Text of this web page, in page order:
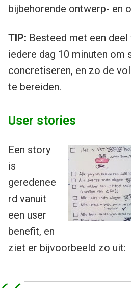
bijbehorende ontwerp- en
TIP: Besteed met een
iedere dag 10 minuten om
concretiseren, en zo de
te bereiden.
User stories
Een story
is
geredenee
rd vanuit
een user
benefit, en
ziet er bijvoorbeeld zo uit: